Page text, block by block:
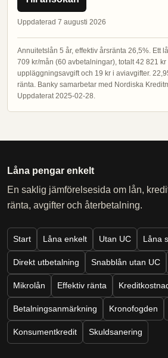
Uppdaterad 7 augusti 2026
Annuitetslån 5 år, effektiv årsränta 26,5%. Ett
709 kr/mån (60 avbetalningar), totalt 42 821 kr
uppläggningsavgift och 19 kr i aviavgifter.
ränta. Banky samarbetar med Nordiska
Uppdaterat 2025-02-28.
Låna pengar enkelt
En saklig jämförelsesida om lån,
ränta, avgifter och återbetalning.
Start Låna enkelt Utan UC Låna
Direkt utbetalning Snabblån utan UC
Mikrolån Effektiv ränta
Betalningsanmärkning Kronofogden
Konsumentkredit Skuldsanering